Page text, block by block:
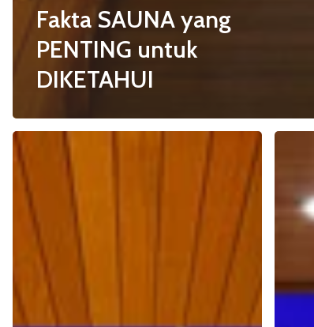
Fakta SAUNA yang
PENTING untuk
DIKETAHUI
Pilih
SAUNA
atau
STEAM
ROOM?
OZON
di